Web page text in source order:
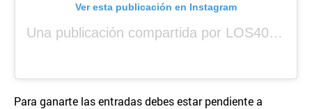
Ver esta publicación en Instagram
Una publicación compartida por LOS40 Panamá (@los40panama)
Para ganarte las entradas debes estar pendiente a